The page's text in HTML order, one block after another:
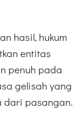
hasil, hukum
entitas
penuh pada
gelisah yang
dari pasangan.